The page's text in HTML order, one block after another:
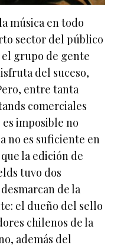
música en todo
sector del público
el grupo de gente
del suceso,
entre tanta
comerciales
imposible no
no es suficiente en
la edición de
tuvo dos
de la
el dueño del sello
chilenos de la
además del